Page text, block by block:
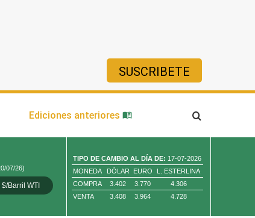
SUSCRIBETE
Ediciones anteriores
07/26)
Barril WTI Oro 4,010.80 US $/ Oz. Tr.
TIPO DE CAMBIO AL DÍA DE: 17-07-2026
MONEDA
DÓLAR EURO
L. ESTERLINA
COMPRA
3.402 3.770
4.306
VENTA
3.408 3.964 4.728